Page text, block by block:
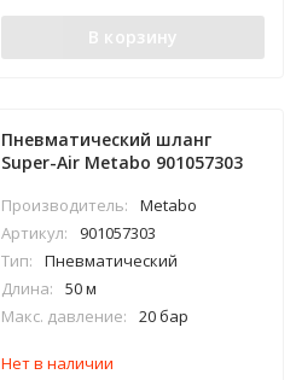
В корзину
Пневматический шланг
Super-Air Metabo 901057303
Производитель:
Metabo
Артикул:
901057303
Тип:
Пневматический
Длина:
50 м
Макс. давление:
20 бар
Нет в наличии